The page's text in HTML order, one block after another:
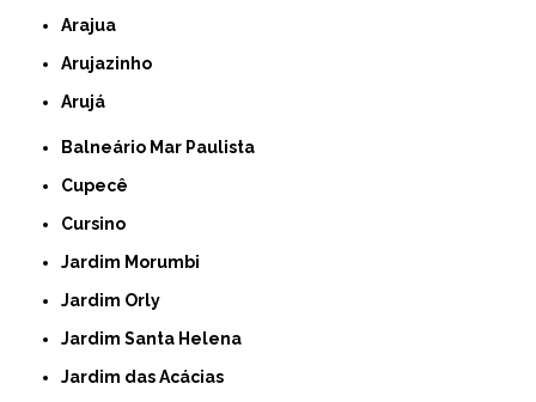
Arajua
Arujazinho
Arujá
Balneário Mar Paulista
Cupecê
Cursino
Jardim Morumbi
Jardim Orly
Jardim Santa Helena
Jardim das Acácias